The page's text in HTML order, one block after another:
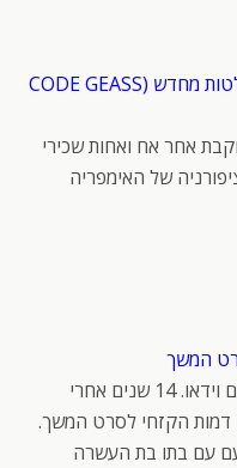
בדיסני פלוס, קוד גיאס: רוזה וההשתלטות מחדש (CODE GEASS
אחר אח ואחות שכירי
של האימפריה
לראשונה בהוט, הסרט של אמזון פריים וידאו. 14 שנים אחרי
דמות הקזחי לסרט המשך.
עם בתו בת העשרה